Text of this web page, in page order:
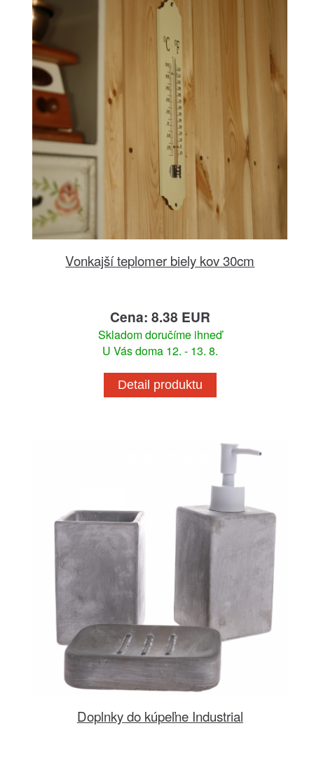
Vonkajší teplomer biely kov 30cm
Cena: 8.38 EUR
Skladom doručíme ihneď
U Vás doma 12. - 13. 8.
Detail produktu
Doplnky do kúpeľne Industrial